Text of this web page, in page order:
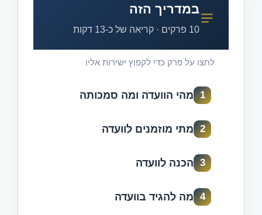
במדריך הזה
10 פרקים · קריאה של כ-13 דקות
לחצו על פרק כדי לקפוץ ישירות אליו
1 מהי הוועדה ומה סמכותה
2 מתי מוזמנים לוועדה
3 הכנה לוועדה
4 מה להגיד בוועדה